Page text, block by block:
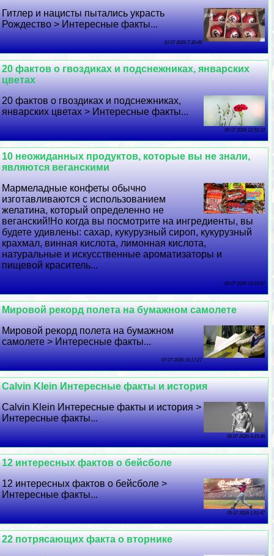
Гитлер и нацисты пытались украсть
Рождество > Интересные факты...
10 07 2026 7:30:49
20 фактов о гвоздиках и подснежниках, январских
цветах
20 фактов о гвоздиках и подснежниках,
январских цветах > Интересные факты...
09 07 2026 12:52:33
10 неожиданных продуктов, которые вы не знали,
являются веганскими
Мармеладные конфеты обычно
изготавливаются с использованием
желатина, который определенно не
веганский!Но когда вы посмотрите на ингредиенты, вы
будете удивлены: сахар, кукурузный сироп, кукурузный
крахмал, винная кислота, лимонная кислота,
натуральные и искусственные ароматизаторы и
пищевой краситель...
08 07 2026 23:33:57
Мировой рекорд полета на бумажном самолете
Мировой рекорд полета на бумажном
самолете > Интересные факты...
07 07 2026 16:17:27
Calvin Klein Интересные факты и история
Calvin Klein Интересные факты и история >
Интересные факты...
06 07 2026 4:15:46
12 интересных фактов о бейсболе
12 интересных фактов о бейсболе >
Интересные факты...
05 07 2026 1:51:47
22 потрясающих факта о вторнике